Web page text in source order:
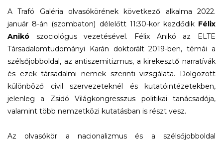
A Trafó Galéria olvasókörének következő alkalma 2022.
január 8-án (szombaton) délelőtt 11:30-kor kezdődik Félix
Anikó szociológus vezetésével. Félix Anikó az ELTE
Társadalomtudományi Karán doktorált 2019-ben, témái a
szélsőjobboldal, az antiszemitizmus, a kirekesztő narratívák
és ezek társadalmi nemek szerinti vizsgálata. Dolgozott
különböző civil szervezeteknél és kutatóintézetekben,
jelenleg a Zsidó Világkongresszus politikai tanácsadója,
valamint több nemzetközi kutatásban is részt vesz.
Az olvasókör a nacionalizmus és a szélsőjobboldal